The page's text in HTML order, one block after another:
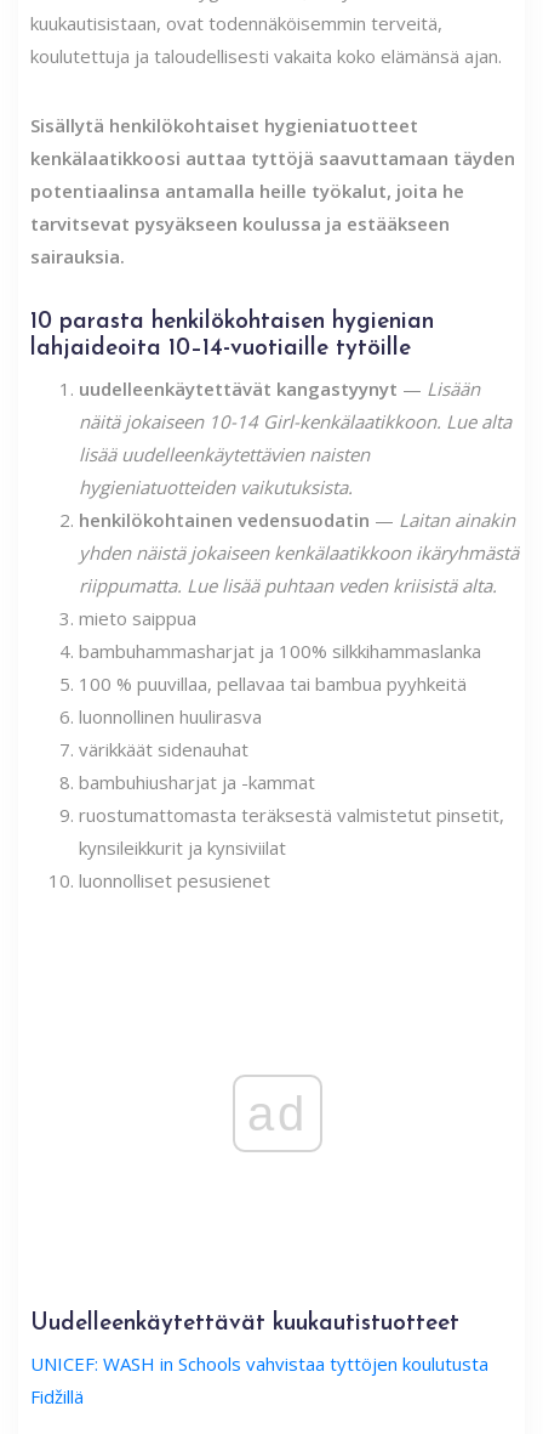
kuukautisistaan, ovat todennäköisemmin terveitä,
koulutettuja ja taloudellisesti vakaita koko elämänsä ajan.
Sisällytä henkilökohtaiset hygieniatuotteet
kenkälaatikkoosi auttaa tyttöjä saavuttamaan täyden
potentiaalinsa antamalla heille työkalut, joita he
tarvitsevat pysyäkseen koulussa ja estääkseen
sairauksia.
10 parasta henkilökohtaisen hygienian
lahjaideoita 10–14-vuotiaille tytöille
uudelleenkäytettävät kangastyynyt — Lisään
näitä jokaiseen 10-14 Girl-kenkälaatikkoon. Lue alta
lisää uudelleenkäytettävien naisten
hygieniatuotteiden vaikutuksista.
henkilökohtainen vedensuodatin — Laitan ainakin
yhden näistä jokaiseen kenkälaatikkoon ikäryhmästä
riippumatta. Lue lisää puhtaan veden kriisistä alta.
mieto saippua
bambuhammasharjat ja 100% silkkihammaslanka
100 % puuvillaa, pellavaa tai bambua pyyhkeitä
luonnollinen huulirasva
värikkäät sidenauhat
bambuhiusharjat ja -kammat
ruostumattomasta teräksestä valmistetut pinsetit,
kynsileikkurit ja kynsiviilat
luonnolliset pesusienet
ad
Uudelleenkäytettävät kuukautistuotteet
UNICEF: WASH in Schools vahvistaa tyttöjen koulutusta
Fidžillä